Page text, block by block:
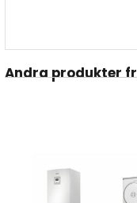
Andra produkter